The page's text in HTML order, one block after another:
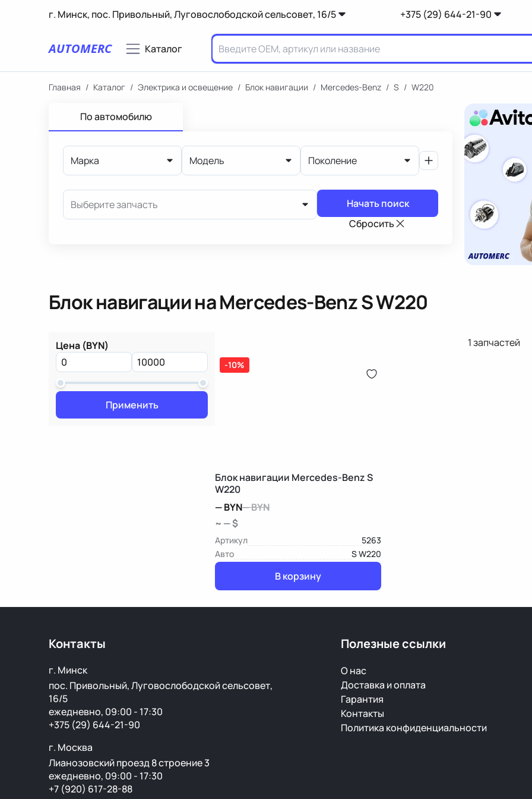
г. Минск, пос. Привольный, Луговослободской сельсовет, 16/5 +375 (29) 644-21-90
AUTOMERC Каталог
Главная / Каталог / Электрика и освещение / Блок навигации / Mercedes-Benz / S / W220
По автомобилю
Марка Модель Поколение
Выберите запчасть
Начать поиск
Сбросить
Блок навигациина Mercedes-Benz S W220
Цена (BYN)
Применить
1запчастей
-10%
Блок навигации Mercedes-Benz S
W220
—BYN—BYN
~ — $
Артикул
5263
Авто
S W220
В корзину
Контакты
г. Минск
пос. Привольный, Луговослободской сельсовет,
16/5
ежедневно, 09:00 - 17:30
+375 (29) 644-21-90
г. Москва
Лианозовский проезд 8 строение 3
ежедневно, 09:00 - 17:30
+7 (920) 617-28-88
Полезные ссылки
О нас
Доставка и оплата
Гарантия
Контакты
Политика конфиденциальности